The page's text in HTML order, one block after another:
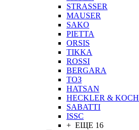
STRASSER
MAUSER
SAKO
PIETTA
ORSIS
TIKKA
ROSSI
BERGARA
ТОЗ
HATSAN
HECKLER & KOCH
SABATTI
ISSC
+ ЕЩЕ 16